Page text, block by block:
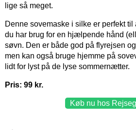
lige så meget.
Denne sovemaske i silke er perfekt
du har brug for en hjælpende hånd
søvn. Den er både god på flyrejsen
men kan også bruge hjemme på
lidt for lyst på de lyse sommernætter.
Pris: 99 kr.
Køb nu hos